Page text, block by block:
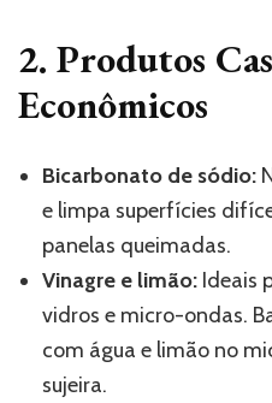
2. Produtos
Econômicos
Bicarbonato de sódio:
e limpa superfícies
panelas queimadas.
Vinagre e limão: Ideais
vidros e micro-ondas.
com água e limão no
sujeira.